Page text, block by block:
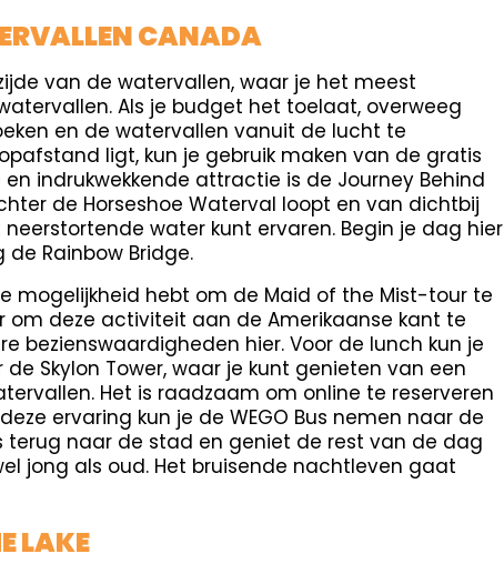
CANADA
van de watervallen, waar je het meest
Als je budget het toelaat, overweeg
en de watervallen vanuit de lucht te
ligt, kun je gebruik maken van de gratis
en indrukwekkende attractie is de Journey Behind
de Horseshoe Waterval loopt en van dichtbij
water kunt ervaren. Begin je dag hier
Rainbow Bridge.
mogelijkheid hebt om de Maid of the Mist-tour te
om deze activiteit aan de Amerikaanse kant te
bezienswaardigheden hier. Voor de lunch kun je
Skylon Tower, waar je kunt genieten van een
Het is raadzaam om online te reserveren
ervaring kun je de WEGO Bus nemen naar de
terug naar de stad en geniet de rest van de dag
jong als oud. Het bruisende nachtleven gaat
LAKE